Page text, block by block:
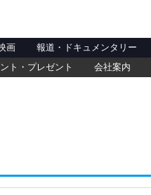
画 報道・ドキュメンタリー
ト・プレゼント 会社案内